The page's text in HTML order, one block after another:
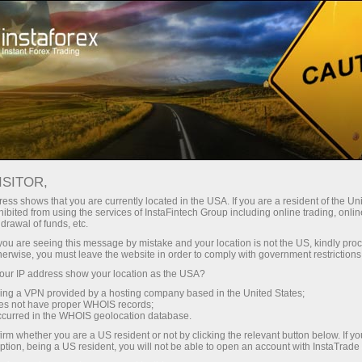
Hisob-varag'ini tez ochish Savdo platformasi
Yangi o'rganuvchilar
uchun
Hamkorlarga Kompaniya
Мониторинг Частые вопросы
ЧТО ТАКОЕ INSTACOPY?
позволяет копировать сделки успешных
может выбрать трейдера и настроить
shows that you are currently located in the USA. If you are a resident of the
from using the services of InstaFintech Group including online trading,
of funds, etc.
are seeing this message by mistake and your location is not the US, kindly
you must leave the website in order to comply with government
IP address show your location as the USA?
a VPN provided by a hosting company based in the United States;
not have proper WHOIS records;
in the WHOIS geolocation database.
whether you are a US resident or not by clicking the relevant button below. If
being a US resident, you will not be able to open an account with InstaTrade